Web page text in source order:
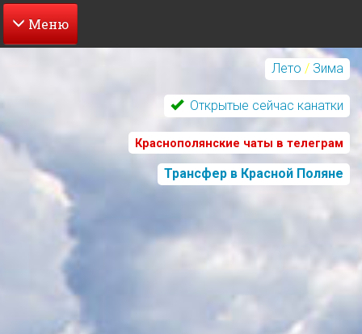
Перейти
содержанию
Лето / Зима
Открытые сейчас канатки
Краснополянские чаты в телеграм
Трансфер в Красной Поляне